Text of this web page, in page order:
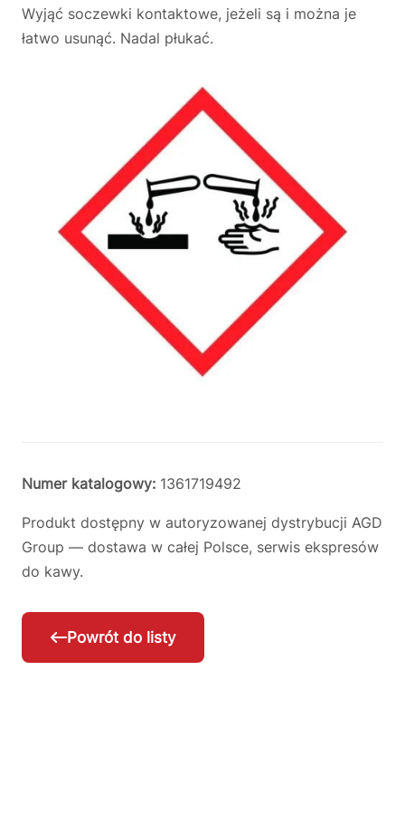
Wyjąć soczewki kontaktowe, jeżeli są i można je
łatwo usunąć. Nadal płukać.
Numer katalogowy: 1361719492
Produkt dostępny w autoryzowanej dystrybucji AGD
Group — dostawa w całej Polsce, serwis ekspresów
do kawy.
Powrót do listy